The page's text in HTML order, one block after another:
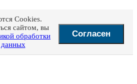
Cookies.
сайтом, вы
обработки
Согласен